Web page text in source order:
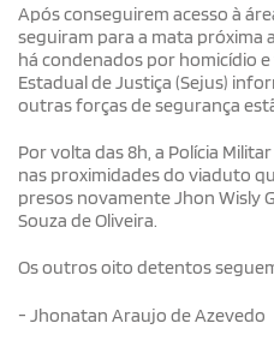
Após conseguirem acesso à
seguiram para a mata próxima
há condenados por homicídio
Estadual de Justiça (Sejus)
outras forças de segurança
Por volta das 8h, a Polícia
nas proximidades do viaduto
presos novamente Jhon Wisly
Souza de Oliveira.
Os outros oito detentos
- Jhonatan Araujo de Azevedo